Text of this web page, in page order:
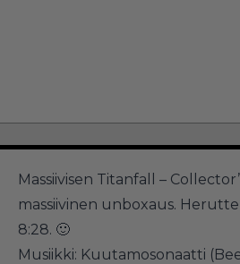
Massiivisen Titanfall –
massiivinen unboxaus.
8:28. 🙂
Musiikki: Kuutamosonaatti